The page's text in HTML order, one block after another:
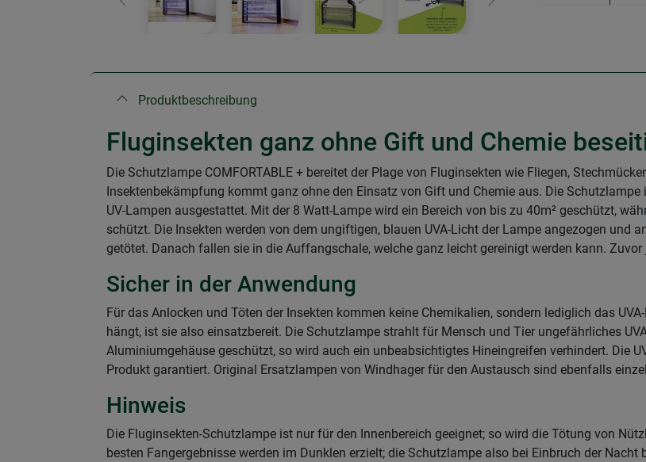
Zurück Weiter
Produktbeschreibung
Fluginsekten ganz ohne Gift und Chemie
Die Schutzlampe COMFORTABLE + bereitet der Plage von Fluginsekten wie Fliegen,
Insektenbekämpfung kommt ganz ohne den Einsatz von Gift und Chemie aus. Die
UV-Lampen ausgestattet. Mit der 8 Watt-Lampe wird ein Bereich von bis zu 40m² geschützt,
schützt. Die Insekten werden von dem ungiftigen, blauen UVA-Licht der Lampe angezogen und
getötet. Danach fallen sie in die Auffangschale, welche ganz leicht gereinigt werden kann. Zuvor
Sicher in der Anwendung
Für das Anlocken und Töten der Insekten kommen keine Chemikalien, sondern lediglich das
hängt, ist sie also einsatzbereit. Die Schutzlampe strahlt für Mensch und Tier ungefährliches
Aluminiumgehäuse geschützt, so wird auch ein unbeabsichtigtes Hineingreifen verhindert. Die
Produkt garantiert. Original Ersatzlampen von Windhager für den Austausch sind ebenfalls
Hinweis
Die Fluginsekten-Schutzlampe ist nur für den Innenbereich geeignet; so wird die Tötung von
besten Fangergebnisse werden im Dunklen erzielt; die Schutzlampe also bei Einbruch der